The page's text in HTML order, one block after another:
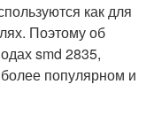
как для
Поэтому об
smd 2835,
популярном и